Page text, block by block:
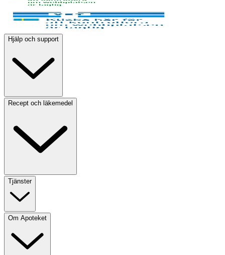
Hjälp och support
Recept och läkemedel
Tjänster
Om Apoteket